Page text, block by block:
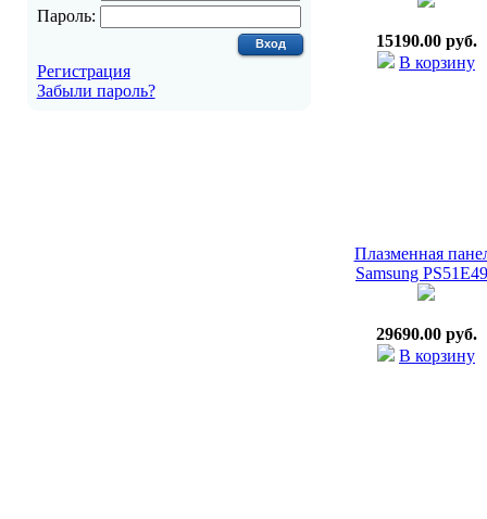
Пароль:
Регистрация
Забыли пароль?
15190.00 руб.
В корзину
Плазменная
Samsung
29690.00 руб.
В корзину